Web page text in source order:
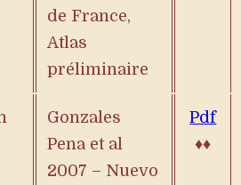
de France,
Atlas
préliminaire
Gonzales
Pena et al
2007 – Nuevo
Pdf
♦♦